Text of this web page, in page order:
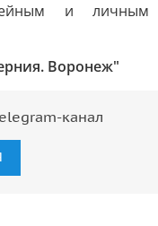
и личным
Воронеж"
канал